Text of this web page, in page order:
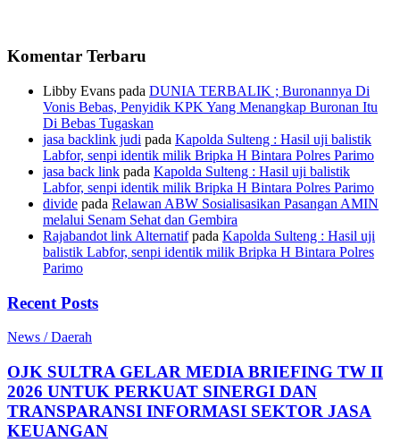
Komentar Terbaru
Libby Evans pada DUNIA TERBALIK ; Buronannya Di
Vonis Bebas, Penyidik KPK Yang Menangkap Buronan Itu
Di Bebas Tugaskan
jasa backlink judi pada Kapolda Sulteng : Hasil uji balistik
Labfor, senpi identik milik Bripka H Bintara Polres Parimo
jasa back link pada Kapolda Sulteng : Hasil uji balistik
Labfor, senpi identik milik Bripka H Bintara Polres Parimo
divide pada Relawan ABW Sosialisasikan Pasangan AMIN
melalui Senam Sehat dan Gembira
Rajabandot link Alternatifpada Kapolda Sulteng : Hasil uji
balistik Labfor, senpi identik milik Bripka H Bintara Polres
Parimo
Recent Posts
News / Daerah
OJK SULTRA GELAR MEDIA BRIEFING TW II
2026 UNTUK PERKUAT SINERGI DAN
TRANSPARANSI INFORMASI SEKTOR JASA
KEUANGAN